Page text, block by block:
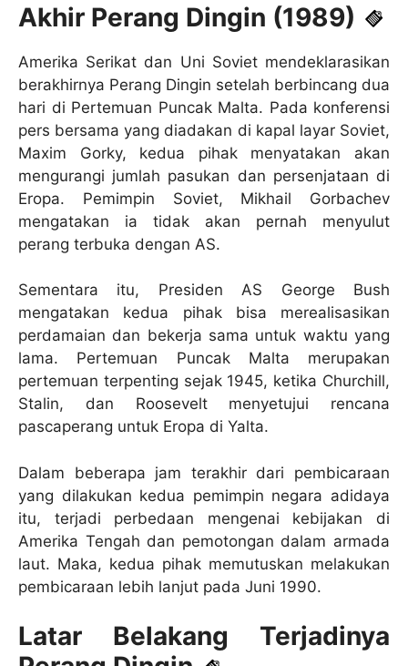
Akhir Perang Dingin (1989)
Amerika Serikat dan Uni Soviet mendeklarasikan
berakhirnya Perang Dingin setelah berbincang dua
hari di Pertemuan Puncak Malta. Pada konferensi
pers bersama yang diadakan di kapal layar Soviet,
Maxim Gorky, kedua pihak menyatakan akan
mengurangi jumlah pasukan dan persenjataan di
Eropa. Pemimpin Soviet, Mikhail Gorbachev
mengatakan ia tidak akan pernah menyulut
perang terbuka dengan AS.
Sementara itu, Presiden AS George Bush
mengatakan kedua pihak bisa merealisasikan
perdamaian dan bekerja sama untuk waktu yang
lama. Pertemuan Puncak Malta merupakan
pertemuan terpenting sejak 1945, ketika Churchill,
Stalin, dan Roosevelt menyetujui rencana
pascaperang untuk Eropa di Yalta.
Dalam beberapa jam terakhir dari pembicaraan
yang dilakukan kedua pemimpin negara adidaya
itu, terjadi perbedaan mengenai kebijakan di
Amerika Tengah dan pemotongan dalam armada
laut. Maka, kedua pihak memutuskan melakukan
pembicaraan lebih lanjut pada Juni 1990.
Latar Belakang Terjadinya